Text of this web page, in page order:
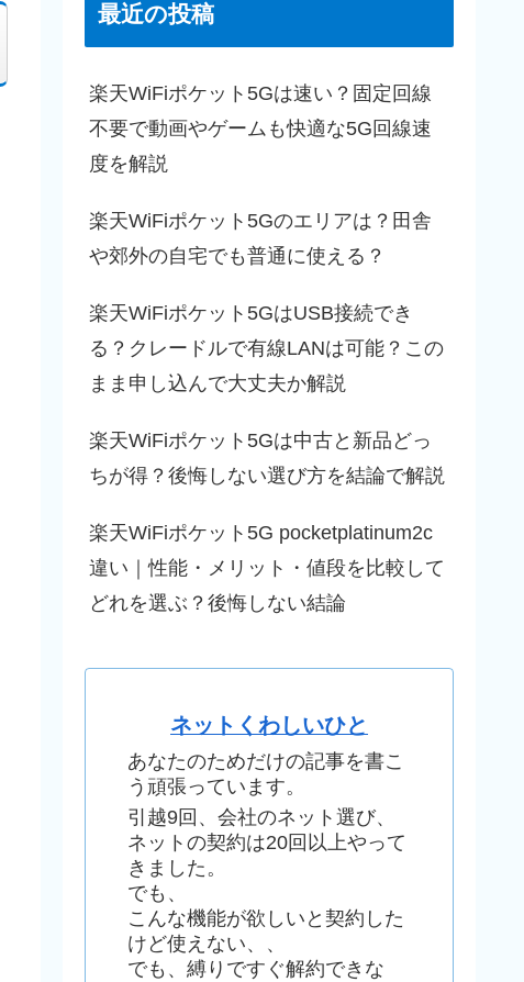
最近の投稿
楽天WiFiポケット5Gは速い？固定回線
不要で動画やゲームも快適な5G回線速
度を解説
楽天WiFiポケット5Gのエリアは？田舎
や郊外の自宅でも普通に使える？
楽天WiFiポケット5GはUSB接続でき
る？クレードルで有線LANは可能？この
まま申し込んで大丈夫か解説
楽天WiFiポケット5Gは中古と新品どっ
ちが得？後悔しない選び方を結論で解説
楽天WiFiポケット5G pocketplatinum2c
違い｜性能・メリット・値段を比較して
どれを選ぶ？後悔しない結論
ネットくわしいひと
あなたのためだけの記事を書こ
う頑張っています。
引越9回、会社のネット選び、
ネットの契約は20回以上やって
きました。
でも、
こんな機能が欲しいと契約した
けど使えない、、
でも、縛りですぐ解約できな